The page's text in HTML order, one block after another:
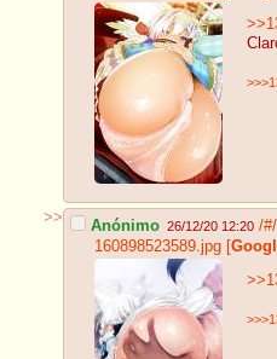
>> Anónimo 26/12/20 12:20 /#/
160898523589.jpg [